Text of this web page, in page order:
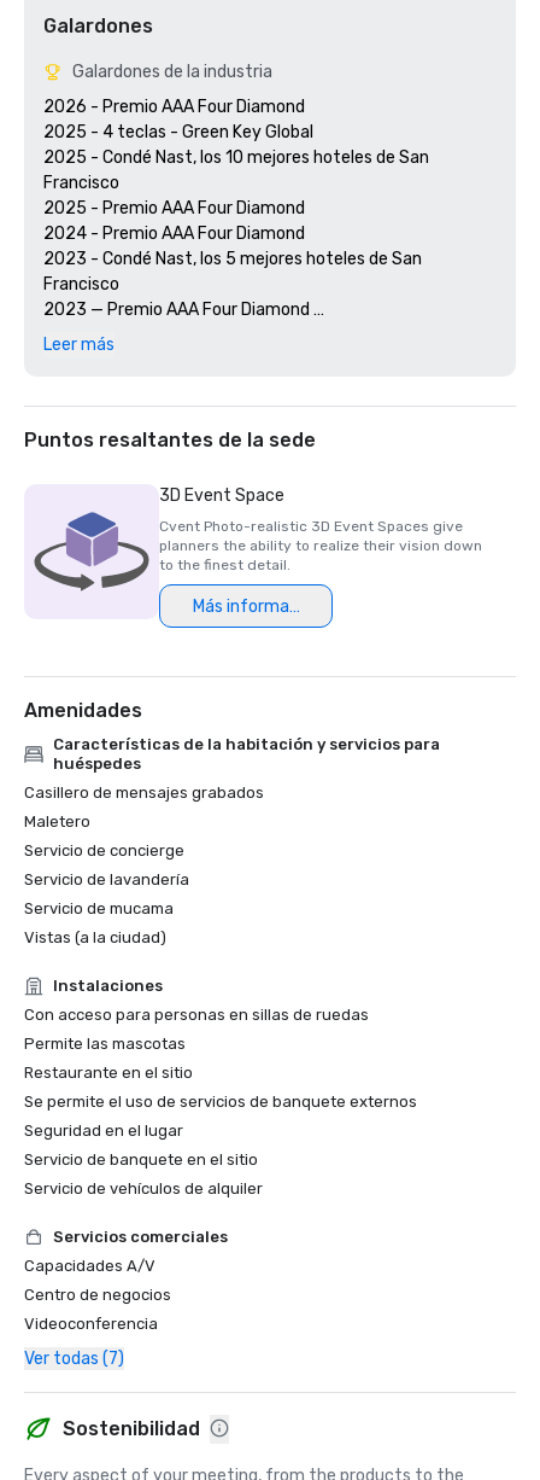
Galardones
Galardones de la industria
2026 - Premio AAA Four Diamond
2025 - 4 teclas - Green Key Global
2025 - Condé Nast, los 10 mejores hoteles de San
Francisco
2025 - Premio AAA Four Diamond
2024 - Premio AAA Four Diamond
2023 - Condé Nast, los 5 mejores hoteles de San
Francisco
2023 — Premio AAA Four Diamond
2022 - Premio AAA Four Diamond
Francisco
2020 - Premio AAA Four Diamond
Leer más
Puntos resaltantes de la sede
3D Event Space
Cvent Photo-realistic 3D Event Spaces give
planners the ability to realize their vision down
to the finest detail.
Más información
Amenidades
Características de la habitación y servicios para
huéspedes
Casillero de mensajes grabados
Maletero
Servicio de concierge
Servicio de lavandería
Servicio de mucama
Vistas (a la ciudad)
Instalaciones
Con acceso para personas en sillas de ruedas
Permite las mascotas
Restaurante en el sitio
Se permite el uso de servicios de banquete externos
Seguridad en el lugar
Servicio de banquete en el sitio
Servicio de vehículos de alquiler
Servicios comerciales
Capacidades A/V
Centro de negocios
Videoconferencia
Ver todas (7)
Sostenibilidad
Every aspect of your meeting, from the products to the